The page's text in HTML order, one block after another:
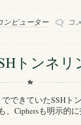
ンピューター
High
ト
ン
ネ
ン
グ
コ
トンネリ
できていたSSHト
、Ciphersも明示的